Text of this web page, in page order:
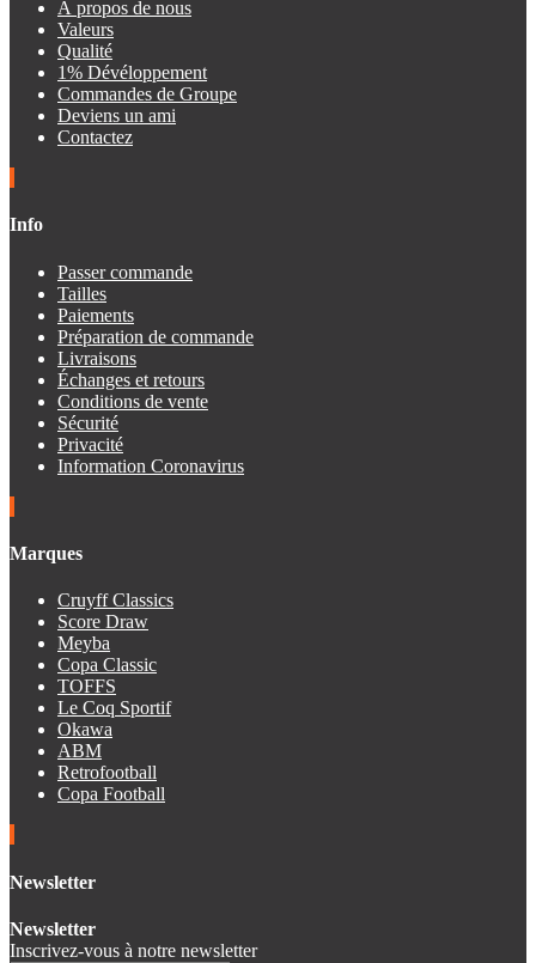
À propos de nous
Valeurs
Qualité
1% Dévéloppement
Commandes de Groupe
Deviens un ami
Contactez
Info
Passer commande
Tailles
Paiements
Préparation de commande
Livraisons
Échanges et retours
Conditions de vente
Sécurité
Privacité
Information Coronavirus
Marques
Cruyff Classics
Score Draw
Meyba
Copa Classic
TOFFS
Le Coq Sportif
Okawa
ABM
Retrofootball
Copa Football
Newsletter
Newsletter
Inscrivez-vous à notre newsletter